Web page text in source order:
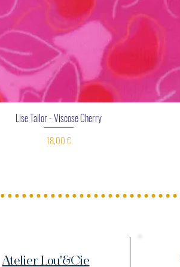
Aperçu rapide
Lise Tailor - Viscose Cherry
Prix
18,00 €
Atelier Lou'&Cie